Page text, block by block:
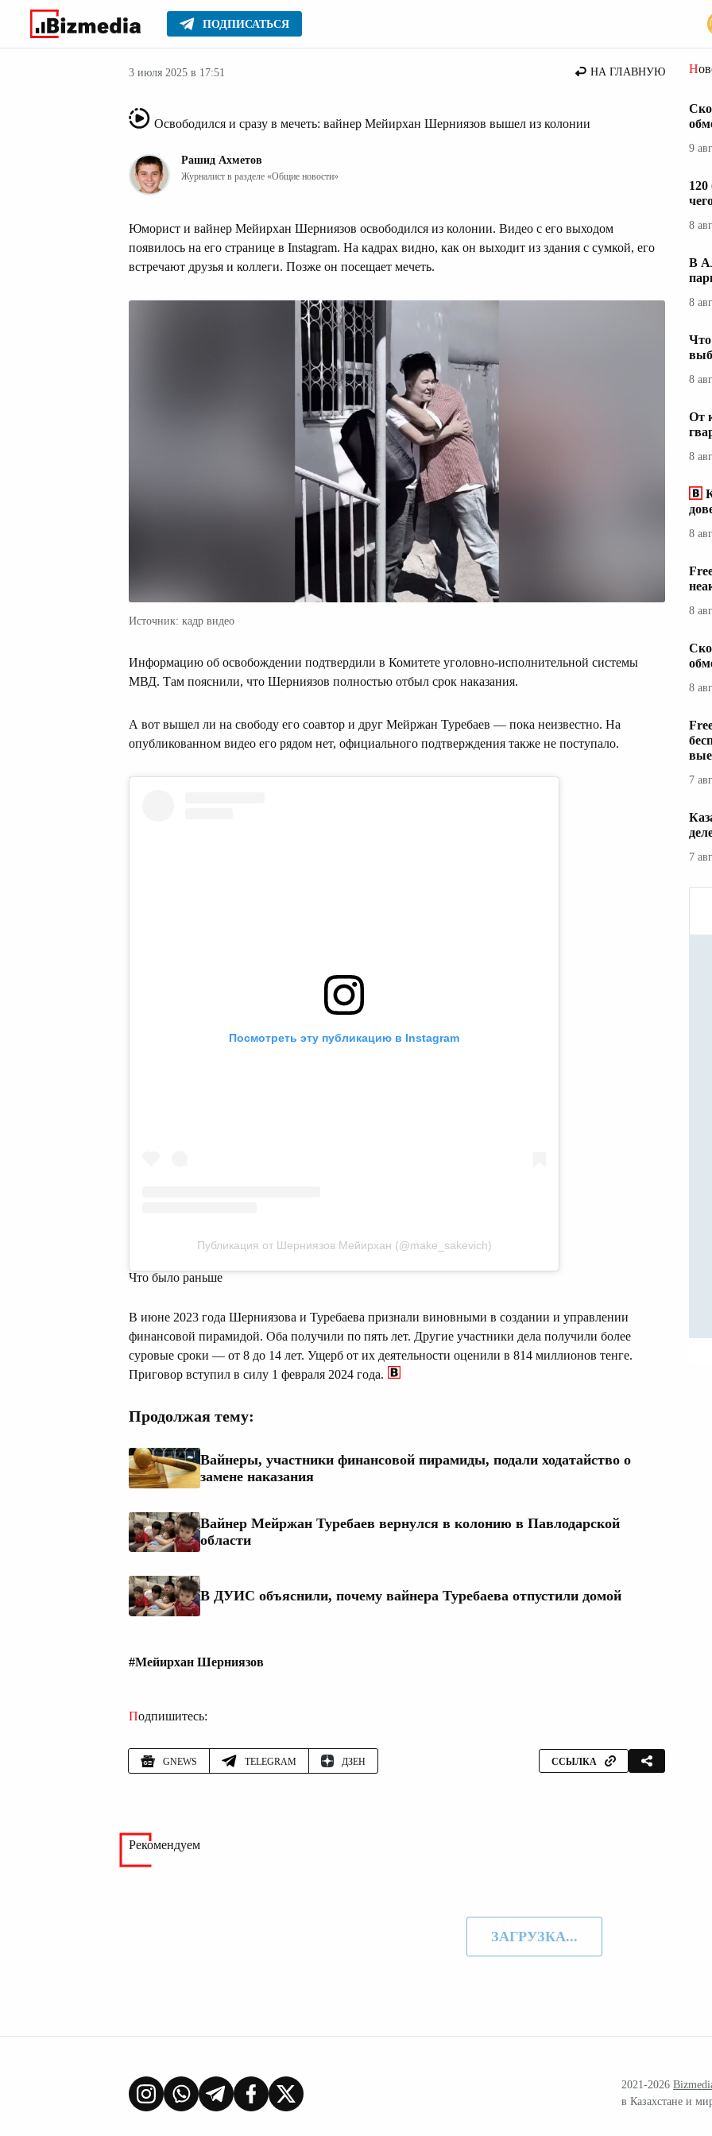
ПОДПИСАТЬСЯ
Главное Новости Новости Казахстана
3 июля 2025 в 17:51 НА ГЛАВНУЮ
Освободился и сразу в мечеть: вайнер Мейирхан Шерниязов вышел из колонии
Рашид Ахметов
Журналист в разделе «Общие новости»
Юморист и вайнер Мейирхан Шерниязов освободился из колонии. Видео с его выходом
появилось на его странице в Instagram. На кадрах видно, как он выходит из здания с сумкой, его
встречают друзья и коллеги. Позже он посещает мечеть.
Источник: кадр видео
Информацию об освобождении подтвердили в Комитете уголовно-исполнительной системы
МВД. Там пояснили, что Шерниязов полностью отбыл срок наказания.
А вот вышел ли на свободу его соавтор и друг Мейржан Туребаев — пока неизвестно. На
опубликованном видео его рядом нет, официального подтверждения также не поступало.
Посмотреть эту публикацию в Instagram
Публикация от Шерниязов Мейирхан (@make_sakevich)
Что было раньше
В июне 2023 года Шерниязова и Туребаева признали виновными в создании и управлении
финансовой пирамидой. Оба получили по пять лет. Другие участники дела получили более
суровые сроки — от 8 до 14 лет. Ущерб от их деятельности оценили в 814 миллионов тенге.
Приговор вступил в силу 1 февраля 2024 года.
Продолжая тему:
Вайнеры, участники финансовой пирамиды, подали ходатайство о
замене наказания
Вайнер Мейржан Туребаев вернулся в колонию в Павлодарской
области
В ДУИС объяснили, почему вайнера Туребаева отпустили домой
#Мейирхан Шерниязов
Подпишитесь:
GNEWS TELEGRAM ДЗЕН ССЫЛКА
9
8
В
8
8
От
8
8
8
8
7
7
Рекомендуем
ЗАГРУЗКА...
2021-2026
в Казахстане и